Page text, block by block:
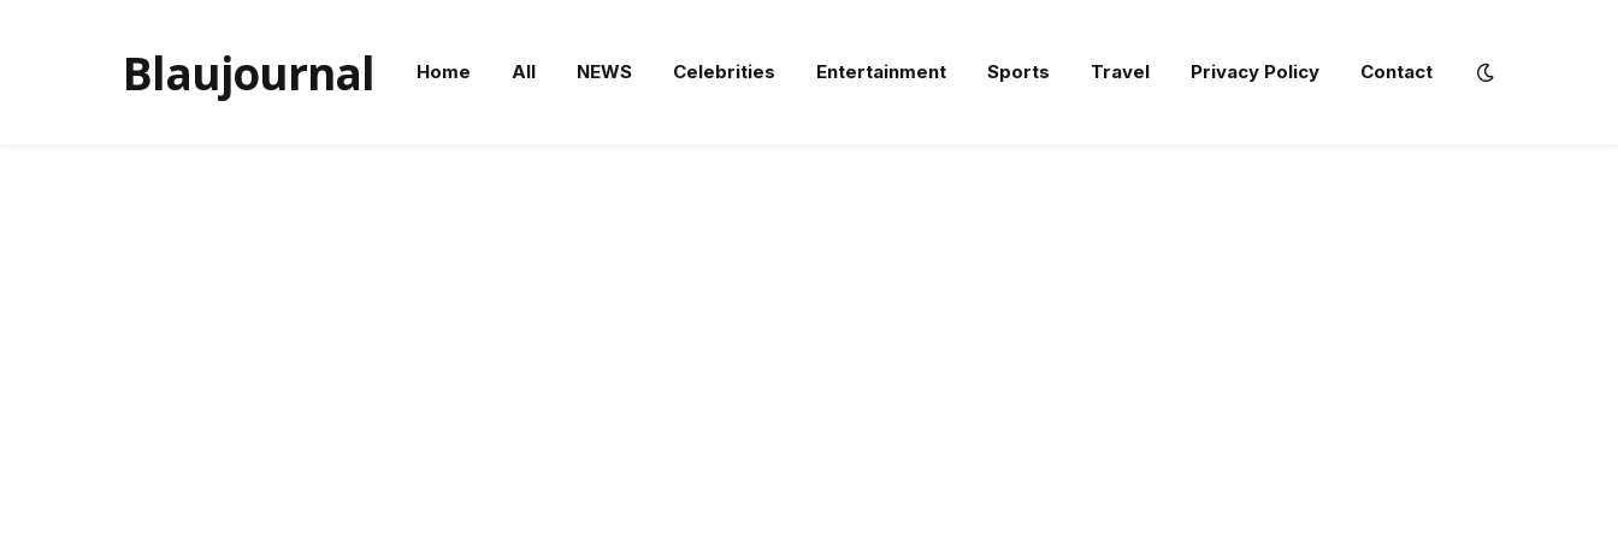
Blaujournal Home All NEWS Celebrities Entertainment Sports Travel Privacy Policy Contact